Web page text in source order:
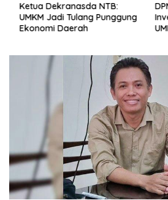
Ketua Dekranasda NTB:
UMKM Jadi Tulang Punggung
Ekonomi Daerah